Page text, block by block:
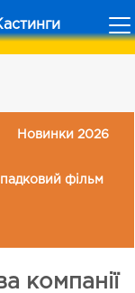
Новинки 2026
фільм
компанії